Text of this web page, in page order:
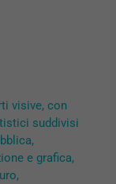
visive, con
suddivisi
e grafica,